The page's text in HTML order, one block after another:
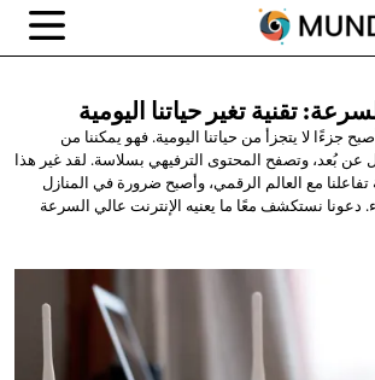
تقنية تغير حياتنا اليومية
جزءًا لا يتجزأ من حياتنا اليومية. فهو يمكننا من
عن بُعد، وتصفح المحتوى الترفيهي بسلاسة. لقد غير هذا
مع العالم الرقمي، وأصبح ضرورة في المنازل
نستكشف معًا ما يعنيه الإنترنت عالي السرعة